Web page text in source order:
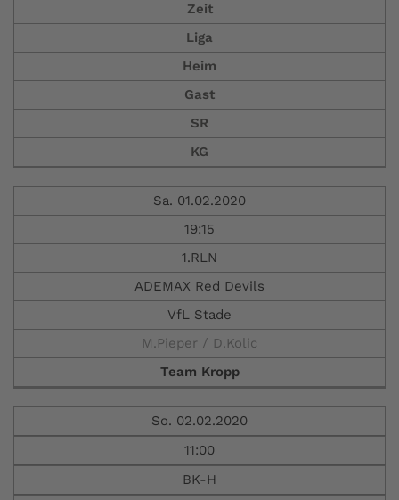
Zeit
Liga
Heim
Gast
SR
KG
Sa. 01.02.2020
19:15
1.RLN
ADEMAX Red Devils
VfL Stade
M.Pieper / D.Kolic
Team Kropp
So. 02.02.2020
11:00
BK-H